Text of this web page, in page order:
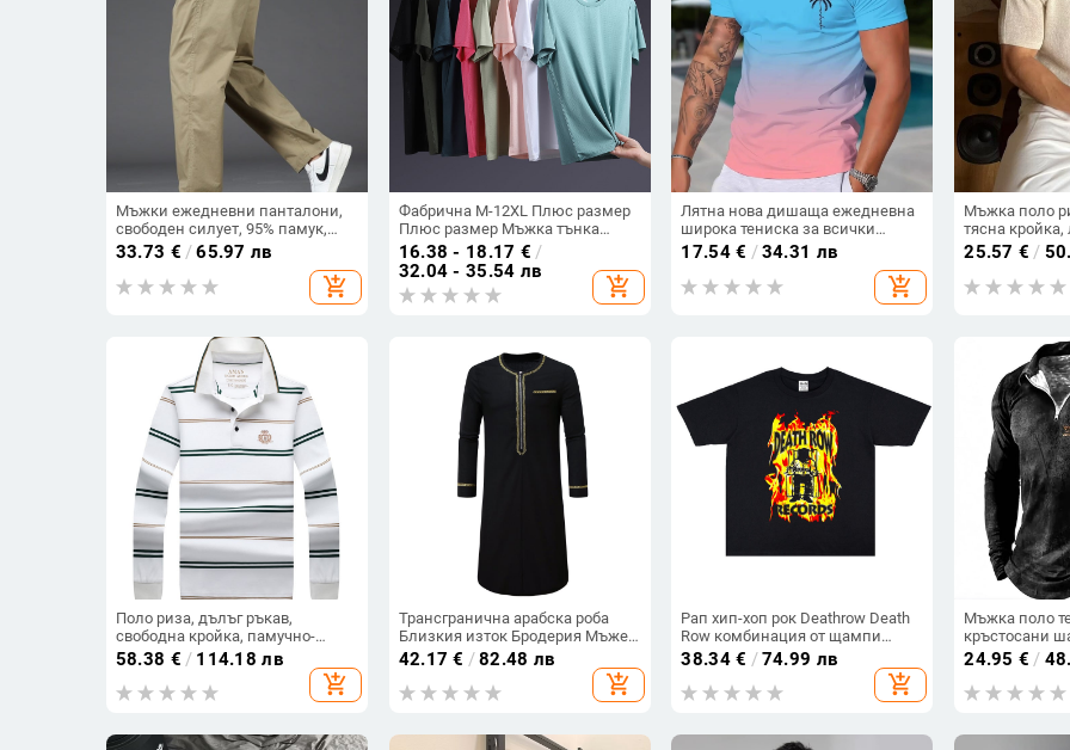
Мъжки ежедневни панталони,
свободен силует, 95% памук,
средно висока талия, четири
33.73 € /65.97 лв
add_shopping_cart
Фабрична M-12XL Плюс размер
Плюс размер Мъжка тънка
тениска с кръгло деколте,
бързосъхнеща, с къс ръкав,
лятна тънка тениска с половин
ръкав
16.38 - 18.17 € /
32.04 - 35.54 лв
add_shopping_cart
Лятна нова дишаща ежедневна
широка тениска за всички
мачове с 3D дигитален печат,
градиент, мъжка спортна
тениска с къс ръкав
17.54€ /34.31 лв
add_shopping_cart
Мъжка поло
тясна
ръкави
25.57 € /
Поло риза, дълъг ръкав,
свободна кройка, памучно-
смесена материя, дишаща и
влагоотвеждаща, пролетно-
есенен сезон
58.38 € / 114.18 лв
add_shopping_cart
Трансгранична арабска роба
Близкия изток Бродерия Мъже
Мюсюлмански дрехи Хелоуин
косплей парти костюм
42.17 € /82.48 лв
add_shopping_cart
Рап хип-хоп рок Deathrow Death
Row комбинация от щампи
Street тениска с къс ръкав,
свободен памук, унисекс
38.34€ /74.99 лв
add_shopping_cart
Мъжка поло
кръстосани
дигитален
дишаща, с
възрасти
24.95 € /